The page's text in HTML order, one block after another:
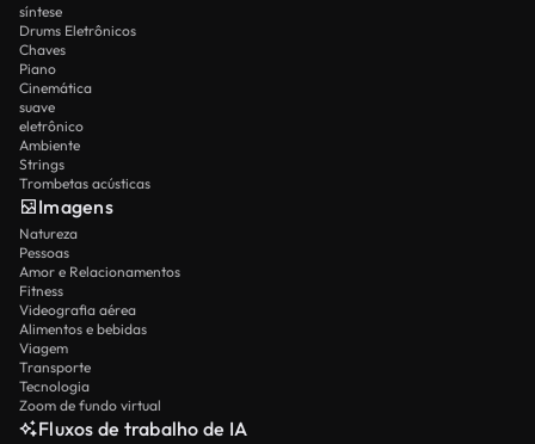
síntese
Drums Eletrônicos
Chaves
Piano
Cinemática
suave
eletrônico
Ambiente
Strings
Trombetas acústicas
Imagens
Natureza
Pessoas
Amor e Relacionamentos
Fitness
Videografia aérea
Alimentos e bebidas
Viagem
Transporte
Tecnologia
Zoom de fundo virtual
Fluxos de trabalho de IA